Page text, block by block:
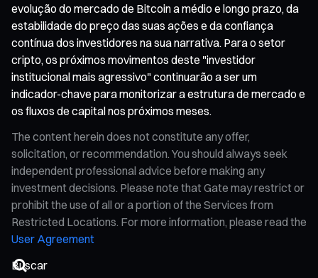
evolução do mercado de Bitcoin a médio e longo prazo, da
estabilidade do preço das suas ações e da confiança
contínua dos investidores na sua narrativa. Para o setor
cripto, os próximos movimentos deste "investidor
institucional mais agressivo" continuarão a ser um
indicador-chave para monitorizar a estrutura de mercado e
os fluxos de capital nos próximos meses.
The content herein does not constitute any offer,
solicitation, or recommendation. You should always seek
independent professional advice before making any
investment decisions. Please note that Gate may restrict or
prohibit the use of all or a portion of the Services from
Restricted Locations. For more information, please read the
User Agreement